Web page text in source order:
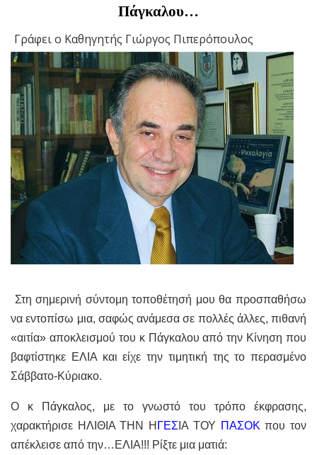
Πάγκαλου…
Γράφει ο Καθηγητής Γιώργος Πιπερόπουλος
Στη σημερινή σύντομη τοποθέτησή μου θα προσπαθήσω
να εντοπίσω μια, σαφώς ανάμεσα σε πολλές άλλες, πιθανή
«αιτία» αποκλεισμού του κ Πάγκαλου από την Κίνηση που
βαφτίστηκε ΕΛΙΑ και είχε την τιμητική της το περασμένο
Σάββατο-Κύριακο.
Ο κ Πάγκαλος, με το γνωστό του τρόπο έκφρασης,
χαρακτήρισε ΗΛΙΘΙΑ ΤΗΝ Η ΓΕΣ ΙΑ ΤΟΥ ΠΑΣΟΚ που τον
απέκλεισε από την…ΕΛΙΑ!!! Ρίξτε μια ματιά: